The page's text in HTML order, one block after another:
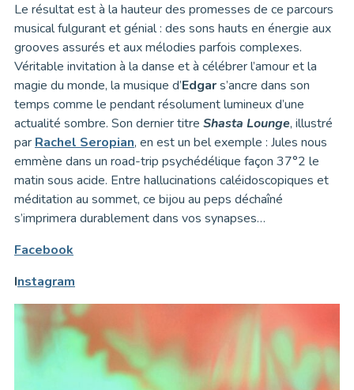
Le résultat est à la hauteur des promesses de ce parcours
musical fulgurant et génial : des sons hauts en énergie aux
grooves assurés et aux mélodies parfois complexes.
Véritable invitation à la danse et à célébrer l’amour et la
magie du monde, la musique d’Edgars’ancre dans son
temps comme le pendant résolument lumineux d’une
actualité sombre. Son dernier titre Shasta Lounge, illustré
par Rachel Seropian, en est un bel exemple : Jules nous
emmène dans un road-trip psychédélique façon 37°2 le
matin sous acide. Entre hallucinations caléidoscopiques et
méditation au sommet, ce bijou au peps déchaîné
s’imprimera durablement dans vos synapses…
Facebook
Instagram